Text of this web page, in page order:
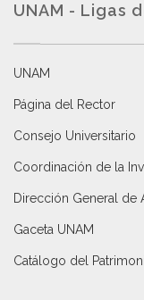
UNAM - Ligas
UNAM
Página del Rector
Consejo Universitario
Coordinación de la
Dirección General de
Gaceta UNAM
Catálogo del